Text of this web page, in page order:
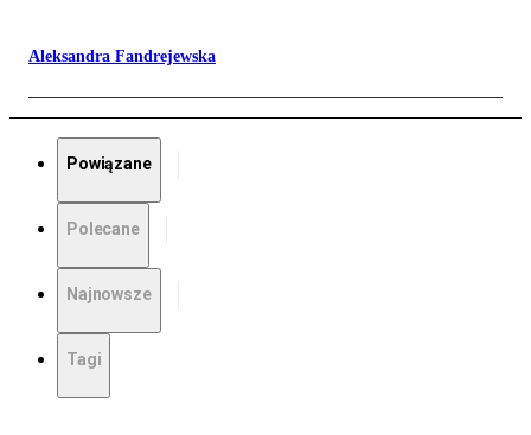
Aleksandra Fandrejewska
Powiązane
Polecane
Najnowsze
Tagi